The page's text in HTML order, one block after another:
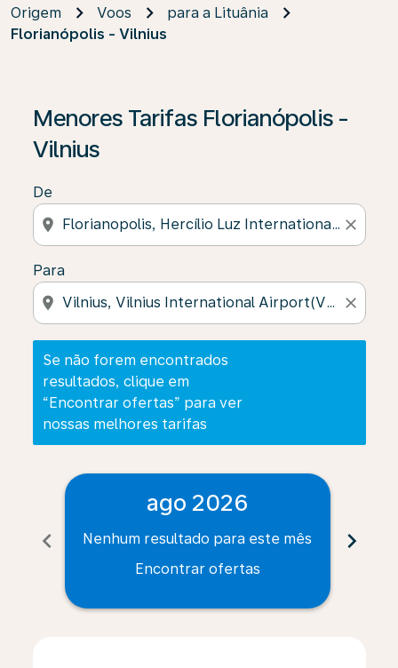
Origem Voos
para a Lituânia
Florianópolis - Vilnius
Menores Tarifas Florianópolis -
Vilnius
De
location_on close
Para
location_on close
Se não forem encontrados
resultados, clique em
“Encontrar ofertas” para ver
nossas melhores tarifas
Se não forem encontrados resultados, clique em
chevron_left
ago 2026
Nenhum resultado para este mês
Encontrar ofertas
chevron_right